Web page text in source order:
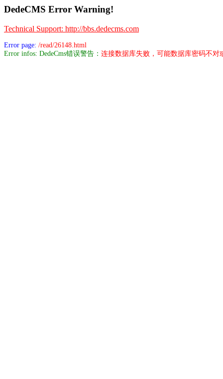
DedeCMS Error Warning!
Technical Support: http://bbs.dedecms.com
Error page: /read/26148.html
Error infos: DedeCms错误警告： 连接数据库失败，可能数据库密码不对